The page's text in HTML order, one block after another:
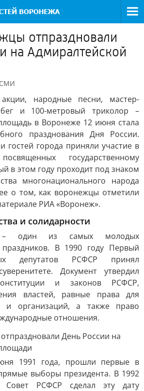
отпраздновали
на Адмиралтейской
СМИ
акции, народные песни, мастер-
и 100-метровый триколор –
в Воронеже 12 июня стала
празднования Дня России.
гостей города приняли участие в
государственному
в этом году проходит под знаком
многонационального народа
о том, как воронежцы отметили
РИА «Воронеж».
и солидарности
один из самых молодых
праздников. В 1990 году Первый
депутатов РСФСР принял
Документ утвердил
и законов РСФСР,
властей, равные права для
и организаций, а также право
отношения.
1991 года, прошли первые в
выборы президента. В 1992
Совет РСФСР сделал эту дату